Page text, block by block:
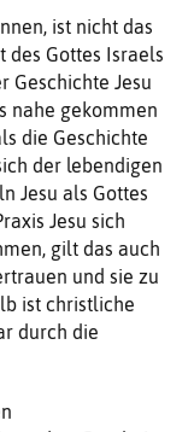
ist nicht das
des Gottes Israels
Geschichte Jesu
nahe gekommen
die Geschichte
der lebendigen
Jesu als Gottes
Jesu sich
gilt das auch
und sie zu
ist christliche
durch die